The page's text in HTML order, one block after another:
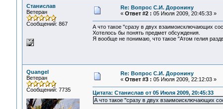
Станислав
Ветеран
Сообщений: 867
Re: Вопрос С.И. Доронину
« Ответ #2 : 05 Июля 2009, 20:45:33 »
А что такое "сразу в двух взаимоисключающих
Хотелось бы понять предмет обсуждения.
Я вообще не понимаю, что такое "Атом гелия
Quangel
Ветеран
Сообщений: 7735
Re: Вопрос С.И. Доронину
« Ответ #3 : 05 Июля 2009, 22:12:03 »
Цитата: Станислав от 05 Июля 2009, 20:45:33
А что такое "сразу в двух взаимоисключающих